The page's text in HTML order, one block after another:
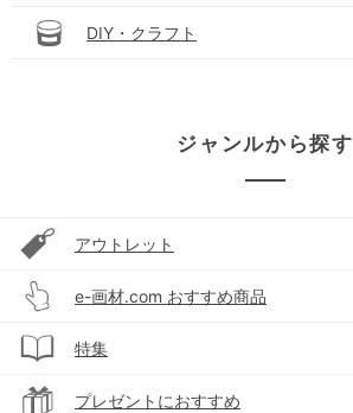
DIY・クラフト
ジャンルから探す
アウトレット
e-画材.com おすすめ商品
特集
プレゼントにおすすめ